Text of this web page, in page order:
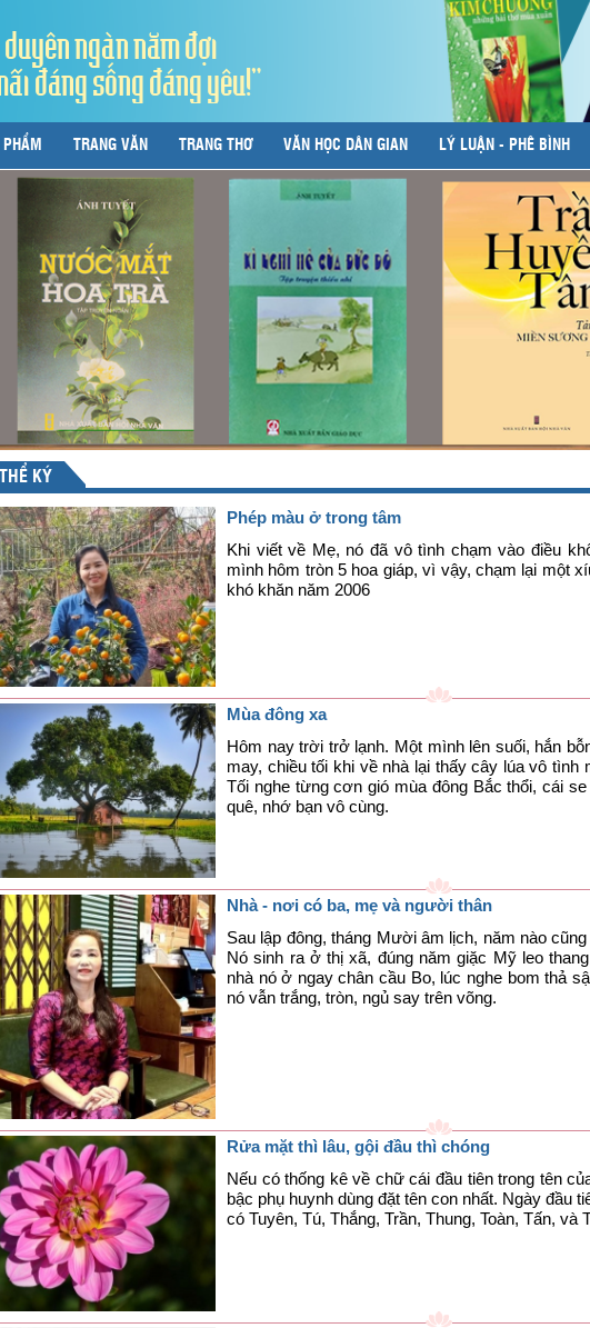
ngàn năm đợi
đáng sống đáng yêu!"
PHẨM TRANG VĂN TRANG THƠ VĂN HỌC DÂN GIAN LÝ LUẬN - PHÊ BÌNH
THỂ KÝ
Phép màu ở trong tâm
Khi viết về Mẹ, nó đã vô tình chạm vào điều
mình hôm tròn 5 hoa giáp, vì vậy, chạm lại một
khó khăn năm 2006
Mùa đông xa
Hôm nay trời trở lạnh. Một mình lên suối, hắn
may, chiều tối khi về nhà lại thấy cây lúa vô tình
Tối nghe từng cơn gió mùa đông Bắc thổi, cái
quê, nhớ bạn vô cùng.
Nhà - nơi có ba, mẹ và người thân
​Sau lập đông, tháng Mười âm lịch, năm nào
Nó sinh ra ở thị xã, đúng năm giặc Mỹ leo
nhà nó ở ngay chân cầu Bo, lúc nghe bom thả
nó vẫn trắng, tròn, ngủ say trên võng.
Rửa mặt thì lâu, gội đầu thì chóng
Nếu có thống kê về chữ cái đầu tiên trong tên
bậc phụ huynh dùng đặt tên con nhất. Ngày đầu
có Tuyên, Tú, Thắng, Trần, Thung, Toàn, Tấn,